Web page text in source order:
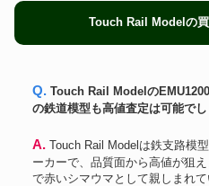
Touch Rail Modelの
Q. Touch Rail ModelのEMU1200 自強號・紅斑馬ですが、台湾
の鉄道模型も高値査定は可能でし
A. Touch Rail Modelは鉄支路模型の名称でも知られる台湾のメ
ーカーで、品質面から高値が狙
で赤いシマウマとして親しまれ